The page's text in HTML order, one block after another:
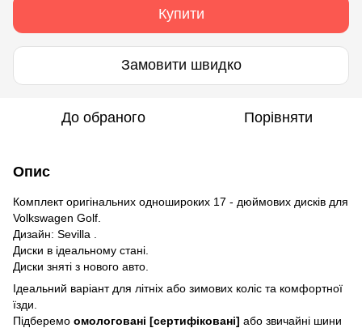
Купити
Замовити швидко
До обраного Порівняти
Опис
Комплект оригінальних одношироких 17 - дюймових дисків для
Volkswagen Golf.
Дизайн: Sevilla .
Диски в ідеальному стані.
Диски зняті з нового авто.
Ідеальний варіант для літніх або зимових коліс та комфортної
їзди.
Підберемо омологовані [сертифіковані] або звичайні шини